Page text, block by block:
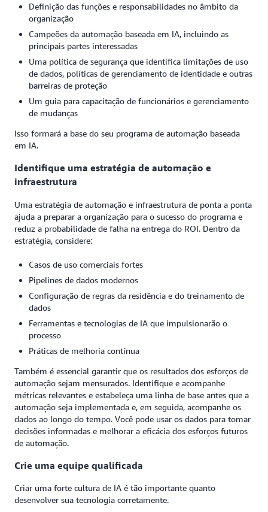
Definição das funções e responsabilidades no âmbito da
organização
Campeões da automação baseada em IA, incluindo as
principais partes interessadas
Uma política de segurança que identifica limitações de uso
de dados, políticas de gerenciamento de identidade e outras
barreiras de proteção
Um guia para capacitação de funcionários e gerenciamento
de mudanças
Isso formará a base do seu programa de automação baseada
em IA.
Identifique uma estratégia de automação e
infraestrutura
Uma estratégia de automação e infraestrutura de ponta a ponta
ajuda a preparar a organização para o sucesso do programa e
reduz a probabilidade de falha na entrega do ROI. Dentro da
estratégia, considere:
Casos de uso comerciais fortes
Pipelines de dados modernos
Configuração de regras da residência e do treinamento de
dados
Ferramentas e tecnologias de IA que impulsionarão o
processo
Práticas de melhoria contínua
Também é essencial garantir que os resultados dos esforços de
automação sejam mensurados. Identifique e acompanhe
métricas relevantes e estabeleça uma linha de base antes que a
automação seja implementada e, em seguida, acompanhe os
dados ao longo do tempo. Você pode usar os dados para tomar
decisões informadas e melhorar a eficácia dos esforços futuros
de automação.
Crie uma equipe qualificada
Criar uma forte cultura de IA é tão importante quanto
desenvolver sua tecnologia corretamente.